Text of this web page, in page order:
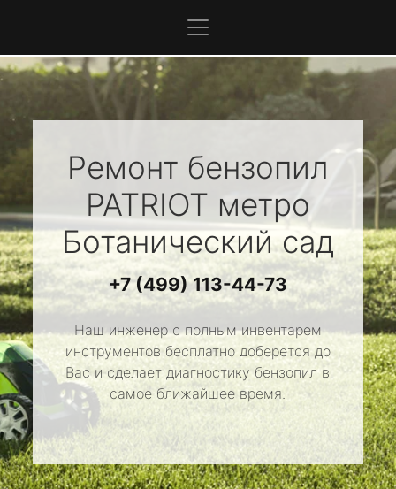
Ремонт бензопил
PATRIOT метро
Ботанический сад
+7 (499) 113-44-73
Наш инженер с полным инвентарем
инструментов бесплатно доберется до
Вас и сделает диагностику бензопил в
самое ближайшее время.